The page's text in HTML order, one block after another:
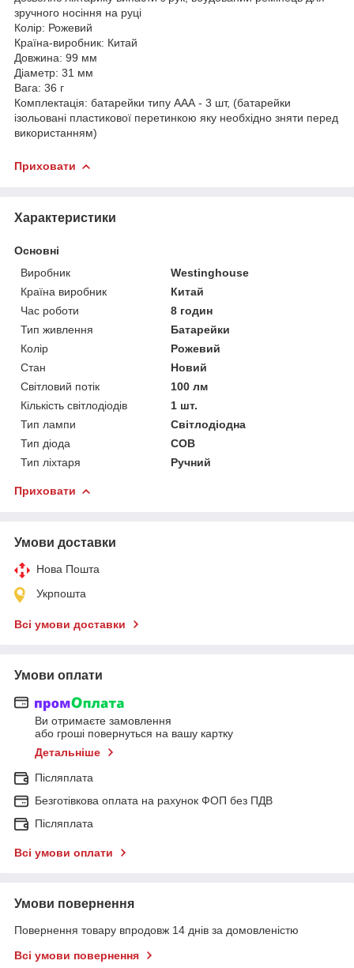
зручного носіння на руці
Колір: Рожевий
Країна-виробник: Китай
Довжина: 99 мм
Діаметр: 31 мм
Вага: 36 г
Комплектація: батарейки типу ААА - 3 шт, (батарейки
ізольовані пластикової перетинкою яку необхідно зняти перед
використанням)
Приховати
Характеристики
Основні
Виробник
Westinghouse
Країна виробник
Китай
Час роботи
8 годин
Тип живлення
Батарейки
Колір
Рожевий
Стан
Новий
Світловий потік
100 лм
Кількість світлодіодів
1 шт.
Тип лампи
Світлодіодна
Тип діода
COB
Тип ліхтаря
Ручний
Приховати
Умови доставки
Нова Пошта
Укрпошта
Всі умови доставки
Умови оплати
Ви отримаєте замовлення
або гроші повернуться на вашу картку
Детальніше
Післяплата
Безготівкова оплата на рахунок ФОП без ПДВ
Післяплата
Всі умови оплати
Умови повернення
Повернення товару впродовж 14 днів за домовленістю
Всі умови повернення